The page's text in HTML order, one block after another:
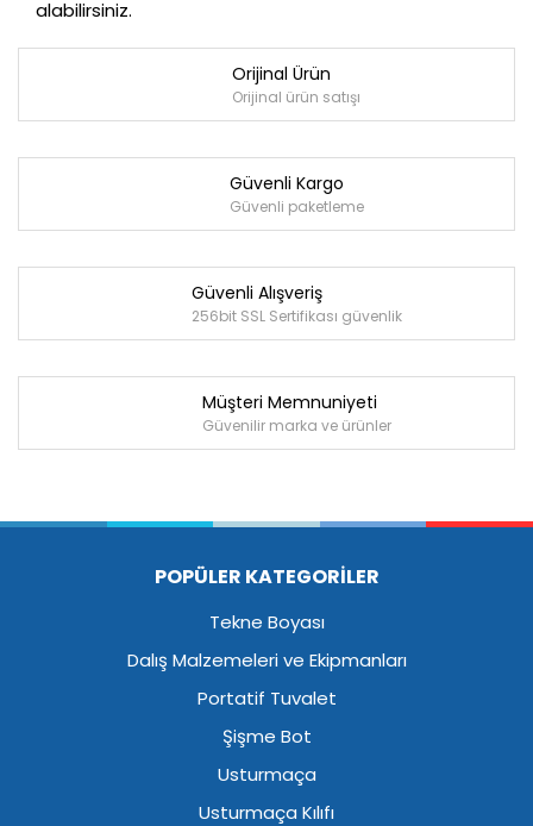
alabilirsiniz.
Orijinal Ürün
Orijinal ürün satışı
Güvenli Kargo
Güvenli paketleme
Güvenli Alışveriş
256bit SSL Sertifikası güvenlik
Müşteri Memnuniyeti
Güvenilir marka ve ürünler
POPÜLER KATEGORİLER
Tekne Boyası
Dalış Malzemeleri ve Ekipmanları
Portatif Tuvalet
Şişme Bot
Usturmaça
Usturmaça Kılıfı